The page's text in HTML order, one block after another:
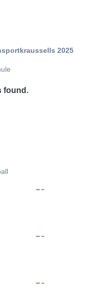
2025
found.